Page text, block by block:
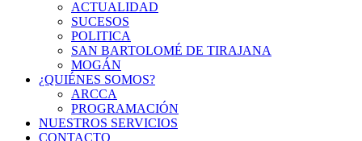
ACTUALIDAD
SUCESOS
POLITICA
SAN BARTOLOMÉ DE TIRAJANA
MOGÁN
¿QUIÉNES SOMOS?
ARCCA
PROGRAMACIÓN
NUESTROS SERVICIOS
CONTACTO